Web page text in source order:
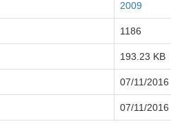
2009
1186
193.23 KB
07/11/2016
07/11/2016